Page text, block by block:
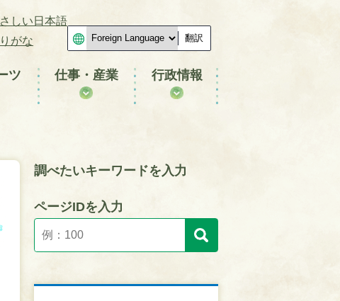
しい日本語
がな
翻訳
ツ 仕事・産業 行政情報
調べたいキーワードを入力
ページIDを入力